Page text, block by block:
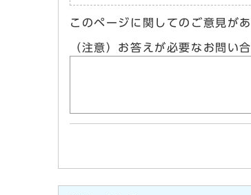
このページに関してのご意見が
（注意）お答えが必要なお問い